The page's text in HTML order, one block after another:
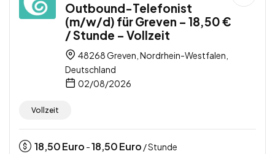
Outbound-Telefonist
(m/w/d) für Greven – 18,50 €
/ Stunde – Vollzeit
48268 Greven, Nordrhein-Westfalen,
Deutschland
02/08/2026
Vollzeit
18,50Euro -18,50Euro / Stunde